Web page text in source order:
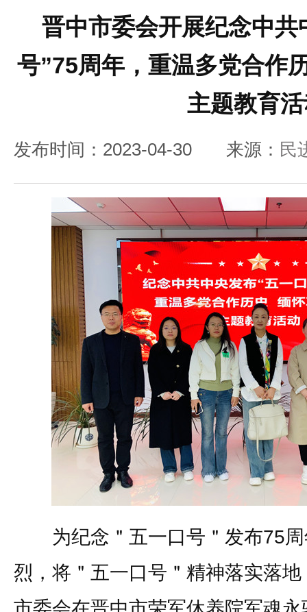
晋中市委会开展纪念中共
号”75周年，重温多党合作
主题教育
发布时间：2023-04-30 来源： 民
为纪念＂五一口号＂发布75周
烈，将＂五一口号＂精神落实落